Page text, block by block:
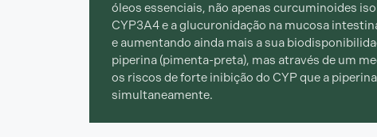
óleos essenciais, não apenas curcuminoides
CYP3A4 e a glucuronidação na mucosa
e aumentando ainda mais a sua
piperina (pimenta-preta), mas através de um
os riscos de forte inibição do CYP que a
simultaneamente.